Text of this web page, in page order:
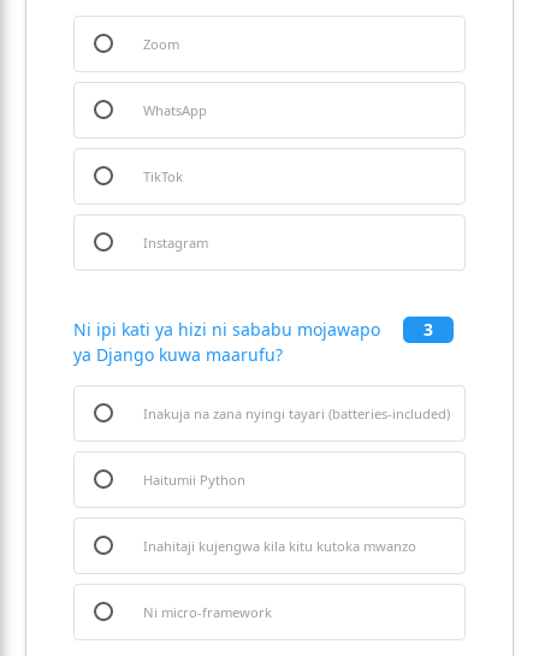
Zoom
WhatsApp
TikTok
Instagram
3
Ni ipi kati ya hizi ni sababu mojawapo
ya Django kuwa maarufu?
Inakuja na zana nyingi tayari (batteries-included)
Haitumii Python
Inahitaji kujengwa kila kitu kutoka mwanzo
Ni micro-framework